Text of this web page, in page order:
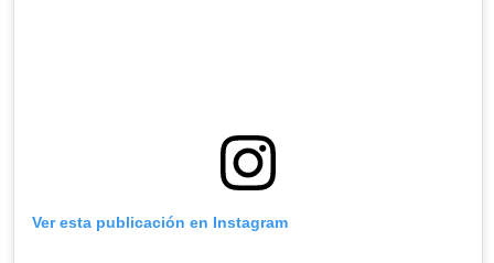
Ver esta publicación en Instagram